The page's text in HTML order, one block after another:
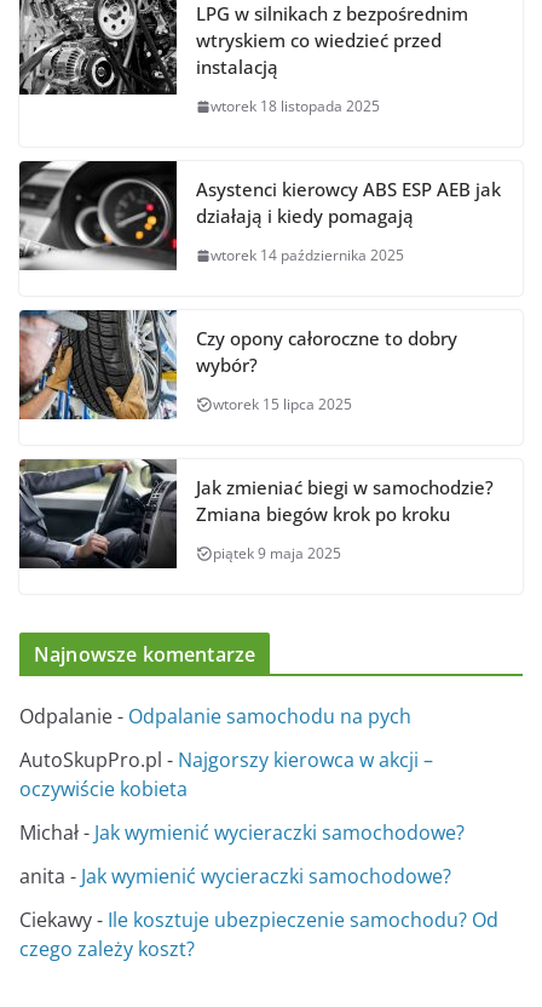
LPG w silnikach z bezpośrednim
wtryskiem co wiedzieć przed
instalacją
wtorek 18 listopada 2025
Asystenci kierowcy ABS ESP AEB jak
działają i kiedy pomagają
wtorek 14 października 2025
Czy opony całoroczne to dobry
wybór?
wtorek 15 lipca 2025
Jak zmieniać biegi w samochodzie?
Zmiana biegów krok po kroku
piątek 9 maja 2025
Najnowsze komentarze
Odpalanie- Odpalanie samochodu na pych
AutoSkupPro.pl - Najgorszy kierowca w akcji –
oczywiście kobieta
Michał- Jak wymienić wycieraczki samochodowe?
anita - Jak wymienić wycieraczki samochodowe?
Ciekawy- Ile kosztuje ubezpieczenie samochodu? Od
czego zależy koszt?